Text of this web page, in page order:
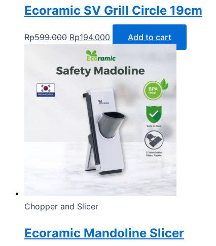
Ecoramic SV Grill Circle 19cm
Rp599.000 Rp194.000 Add to cart
Chopper and Slicer
Ecoramic Mandoline Slicer